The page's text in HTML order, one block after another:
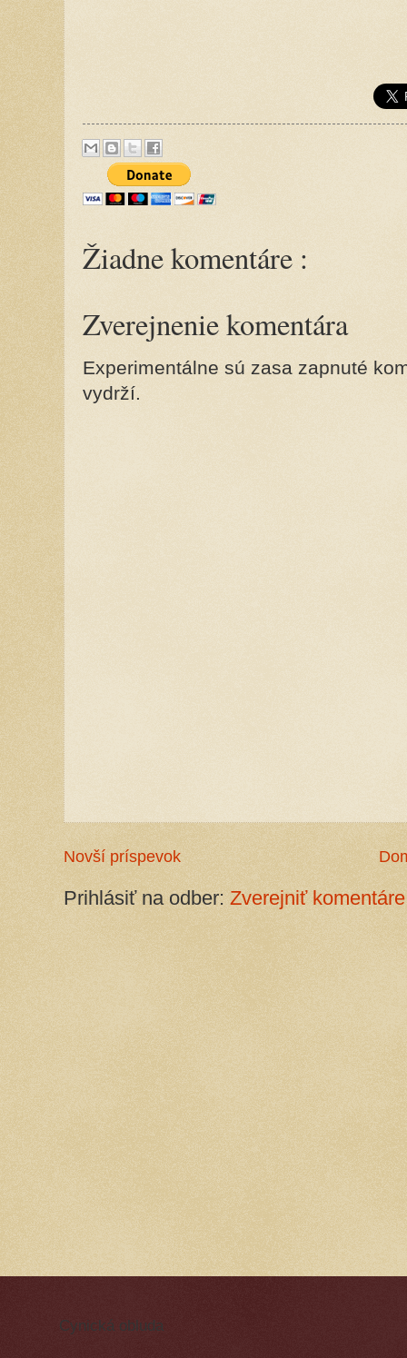
Žiadne komentáre :
Zverejnenie komentára
Experimentálne sú zasa zapnuté
vydrží.
Novší príspevok
Prihlásiť na odber: Zverejniť
Cynická obluda